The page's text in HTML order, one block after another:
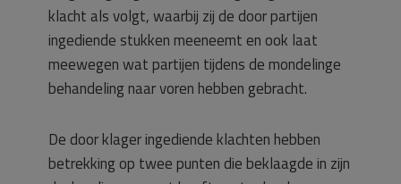
klacht als volgt, waarbij zij de door partijen
ingediende stukken meeneemt en ook laat
meewegen wat partijen tijdens de mondelinge
behandeling naar voren hebben gebracht.
De door klager ingediende klachten hebben
betrekking op twee punten die beklaagde in zijn